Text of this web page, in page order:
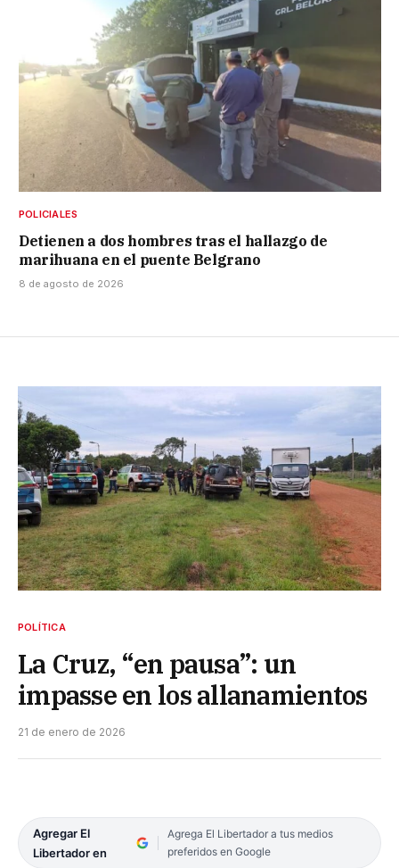
POLICIALES
Detienen a dos hombres tras el hallazgo de
marihuana en el puente Belgrano
8 de agosto de 2026
POLÍTICA
La Cruz, “en pausa”: un
impasse en los allanamientos
21 de enero de 2026
Agregar El
Libertador en
Agrega El Libertador a tus medios
preferidos en Google